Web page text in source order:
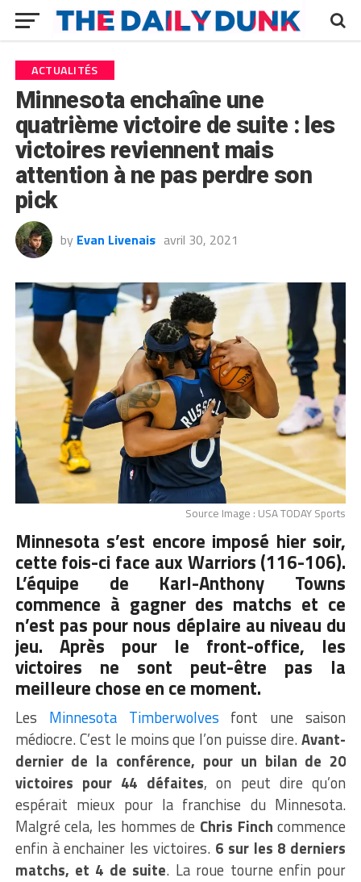
ACTUALITÉS
Minnesota enchaîne une
quatrième victoire de suite : les
victoires reviennent mais
attention à ne pas perdre son
pick
by Evan Livenais avril 30, 2021
Source Image : USA TODAY Sports
Minnesota s’est encore imposé hier soir,
cette fois-ci face aux Warriors (116-106).
L’équipe de Karl-Anthony Towns
commence à gagner des matchs et ce
n’est pas pour nous déplaire au niveau du
jeu. Après pour le front-office, les
victoires ne sont peut-être pas la
meilleure chose en ce moment.
Les Minnesota Timberwolves font une saison
médiocre. C’est le moins que l’on puisse dire.Avant-
dernier de la conférence, pour un bilan de 20
victoires pour 44 défaites, on peut dire qu’on
espérait mieux pour la franchise du Minnesota.
Malgré cela, les hommes de Chris Finch commence
enfin à enchainer les victoires. 6 sur les 8 derniers
matchs, et 4 de suite. La roue tourne enfin pour